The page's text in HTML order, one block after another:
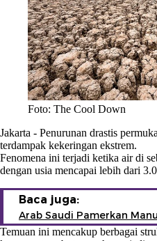
Foto: The Cool Down
Jakarta - Penurunan drastis
terdampak kekeringan ekstrem.
Fenomena ini terjadi ketika air di
dengan usia mencapai lebih dari
Baca juga:
Arab Saudi Pamerkan
Temuan ini mencakup berbagai